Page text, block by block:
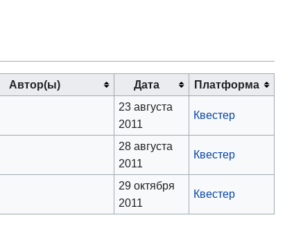
Автор(ы) Дата Платформа
23 августа
2011
Квестер
28 августа
2011
Квестер
29 октября
2011
Квестер